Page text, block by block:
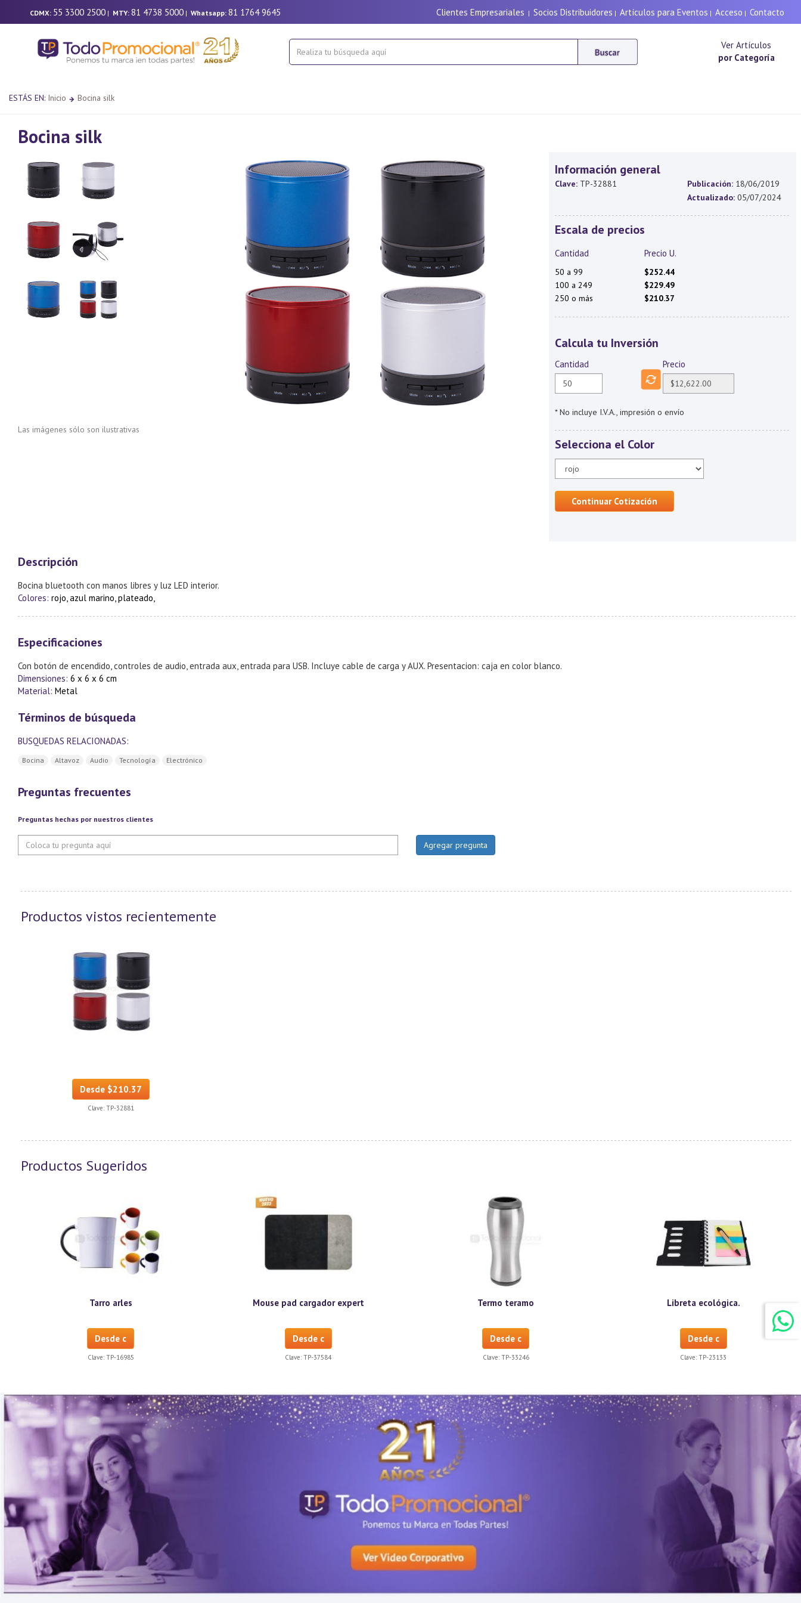
CDMX: 55 3300 2500 | MTY: 81 4738 5000 | Whatsapp: 81 1764 9645 Clientes Empresariales | Socios Distribuidores | Artículos para Eventos | Acceso | Contacto
Ver Artículos
por Categoría
ESTÁS EN: Inicio Bocina silk
Bocina silk
Las imágenes sólo son ilustrativas
Información general
Clave: TP-32881 Publicación: 18/06/2019
Actualizado: 05/07/2024
Escala de precios
Cantidad Precio U.
50 a 99
$252.44
100 a 249
$229.49
250 o más
$210.37
Calcula tu Inversión
Cantidad Precio
* No incluye I.V.A., impresión o envío
Selecciona el Color
Continuar Cotización
Descripción
Bocina bluetooth con manos libres y luz LED interior.
Colores: rojo, azul marino, plateado,
Especificaciones
Con botón de encendido, controles de audio, entrada aux, entrada para USB. Incluye cable de carga y AUX. Presentacion: caja en color blanco.
Dimensiones: 6 x 6 x 6 cm
Material: Metal
Términos de búsqueda
BUSQUEDAS RELACIONADAS:
Bocina Altavoz Audio Tecnología Electrónico
Preguntas frecuentes
Preguntas hechas por nuestros clientes
Productos vistos recientemente
Desde $210.37
Clave: TP-32881
Productos Sugeridos
Tarro arles
Desde c
Clave: TP-16985
Mouse pad cargador expert
Desde c
Clave:TP-37584
Termo teramo
Desde c
Clave: TP-33246
Libreta ecológica.
Desde c
Clave:TP-23133